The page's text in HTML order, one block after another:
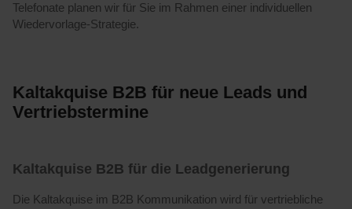
Telefonate planen wir für Sie im Rahmen einer individuellen
Wiedervorlage-Strategie.
Kaltakquise B2B für neue Leads und
Vertriebstermine
Kaltakquise B2B für die Leadgenerierung
Die Kaltakquise im B2B Kommunikation wird für vertriebliche